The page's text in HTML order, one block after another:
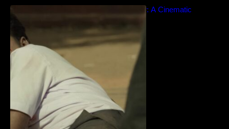
Idiyan Chandhu – Teaser: A Cinematic